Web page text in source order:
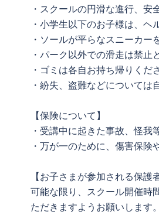
・スクールの円滑な進行、安
・小学生以下のお子様は、ヘ
・ソールが平らなスニーカー
・パーク以外での滑走は禁止
・ゴミは各自お持ち帰りくだ
・紛失、盗難などについては
【保険について】
・受講中に起きた事故、怪我
・万が一のために、傷害保険
【お子さまが参加される保護
可能な限り、スクール開催時
ただきますようお願いします。